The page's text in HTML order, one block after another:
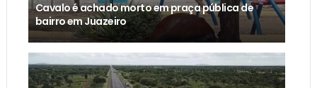
Cavalo é achado morto em praça pública de
bairro em Juazeiro